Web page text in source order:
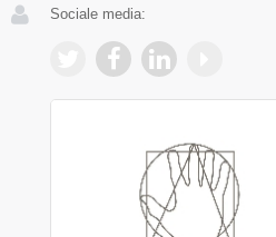
Sociale media: